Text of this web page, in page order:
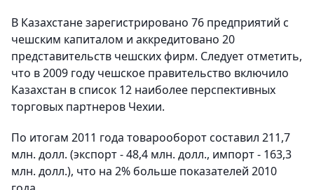
В Казахстане зарегистрировано 76 предприятий с
чешским капиталом и аккредитовано 20
представительств чешских фирм. Следует отметить,
что в 2009 году чешское правительство включило
Казахстан в список 12 наиболее перспективных
торговых партнеров Чехии.
По итогам 2011 года товарооборот составил 211,7
млн. долл. (экспорт - 48,4 млн. долл., импорт - 163,3
млн. долл.), что на 2% больше показателей 2010